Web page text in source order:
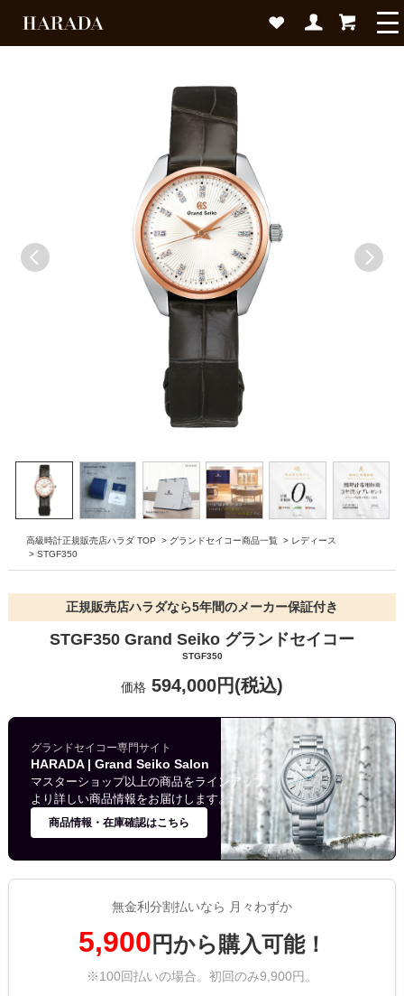
高級時計正規販売店ハラダ TOP > グランドセイコー商品一覧 > レディース
> STGF350
正規販売店ハラダなら5年間のメーカー保証付き
STGF350 Grand Seiko グランドセイコー
STGF350
価格 594,000円(税込)
グランドセイコー専門サイト
HARADA | Grand Seiko Salon
マスターショップ以上の商品をラインアップ。
より詳しい商品情報をお届けします。
商品情報・在庫確認はこちら
無金利分割払いなら 月々わずか
5,900 円から購入可能！
※100回払いの場合。初回のみ9,900円。